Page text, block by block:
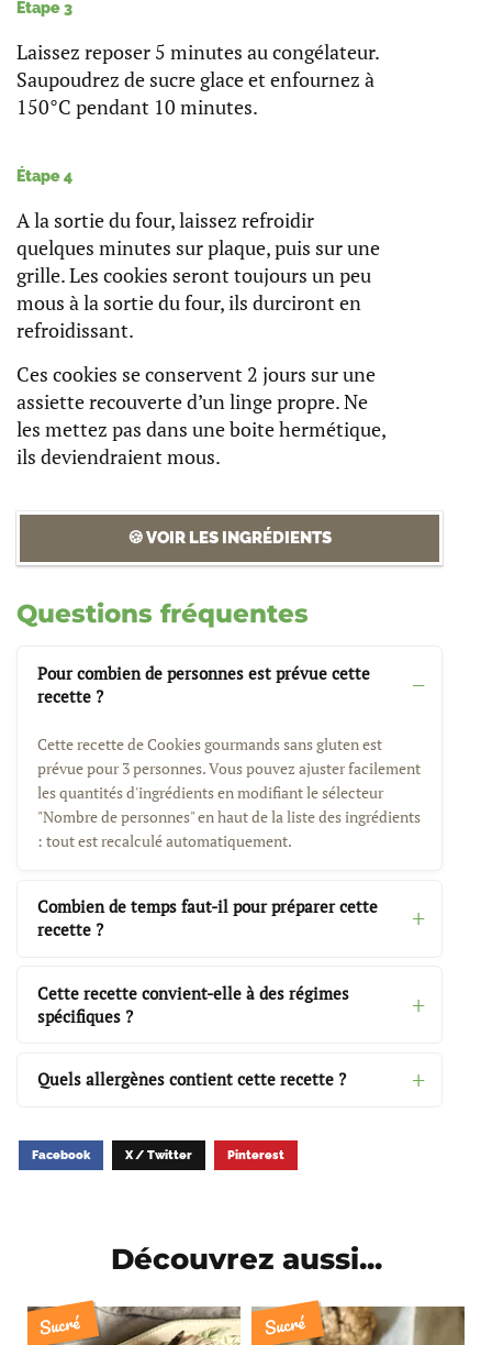
Étape 3
Laissez reposer 5 minutes au congélateur.
Saupoudrez de sucre glace et enfournez à
150°C pendant 10 minutes.
Étape 4
A la sortie du four, laissez refroidir
quelques minutes sur plaque, puis sur une
grille. Les cookies seront toujours un peu
mous à la sortie du four, ils durciront en
refroidissant.
Ces cookies se conservent 2 jours sur une
assiette recouverte d’un linge propre. Ne
les mettez pas dans une boite hermétique,
ils deviendraient mous.
🍪 VOIR LES INGRÉDIENTS
Questions fréquentes
Pour combien de personnes est prévue cette
recette ?
Cette recette de Cookies gourmands sans gluten est
prévue pour 3 personnes. Vous pouvez ajuster facilement
les quantités d'ingrédients en modifiant le sélecteur
"Nombre de personnes" en haut de la liste des ingrédients
: tout est recalculé automatiquement.
Combien de temps faut-il pour préparer cette
recette ?
Cette recette convient-elle à des régimes
spécifiques ?
Quels allergènes contient cette recette ?
Facebook X / Twitter Pinterest
Découvrez aussi...
Sucré Sucré